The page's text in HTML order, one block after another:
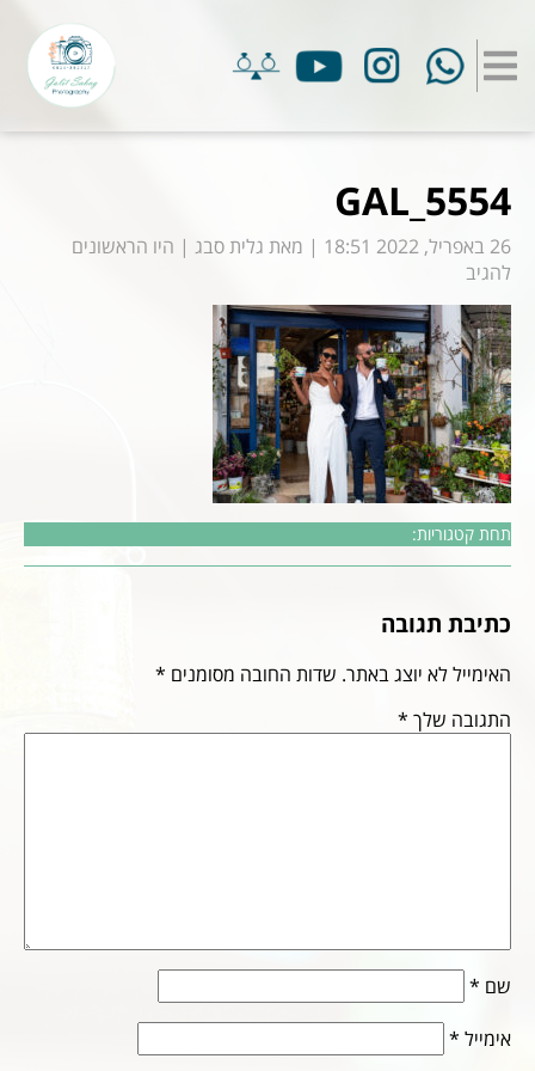
GAL_5554
26 באפריל, 2022 18:51 | מאת גלית סבג | היו הראשונים
להגיב
תחת קטגוריות:
כתיבת תגובה
האימייל לא יוצג באתר. שדות החובה מסומנים *
התגובה שלך *
שם *
אימייל *